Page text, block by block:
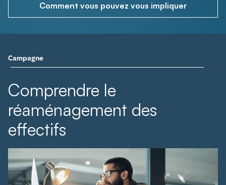
Comment vous pouvez vous impliquer
Campagne
Comprendre le
réaménagement des
effectifs